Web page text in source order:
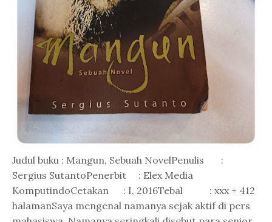
Judul buku : Mangun, Sebuah NovelPenulis :
Sergius SutantoPenerbit : Elex Media
KomputindoCetakan : I, 2016Tebal : xxx + 412
halamanSaya mengenal namanya sejak aktif di pers